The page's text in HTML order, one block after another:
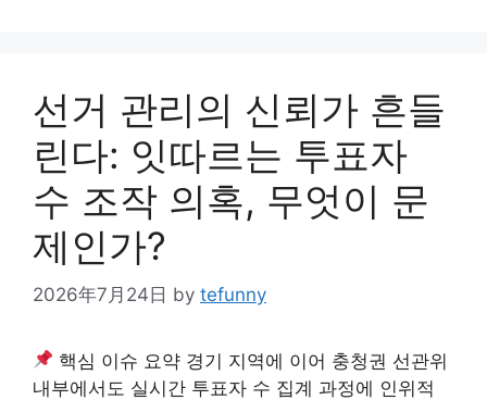
선거 관리의 신뢰가 흔들
린다: 잇따르는 투표자
수 조작 의혹, 무엇이 문
제인가?
2026年7月24日 by tefunny
핵심 이슈 요약 경기 지역에 이어 충청권 선관위
내부에서도 실시간 투표자 수 집계 과정에 인위적